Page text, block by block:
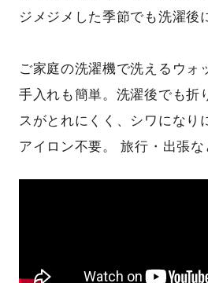
ジメジメした季節でも洗濯後
ご家庭の洗濯機で洗えるウォ
手入れも簡単。洗濯後でも折
スがとれにくく、シワになり
アイロン不要。 旅行・出張な